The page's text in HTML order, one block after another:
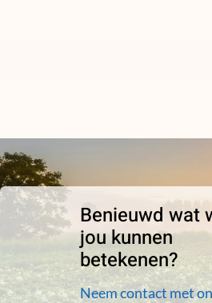
Benieuwd wat
jou kunnen
betekenen?
Neem contact met